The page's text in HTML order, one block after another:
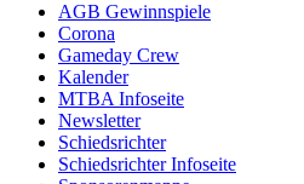
AGB Gewinnspiele
Corona
Gameday Crew
Kalender
MTBA Infoseite
Newsletter
Schiedsrichter
Schiedsrichter Infoseite